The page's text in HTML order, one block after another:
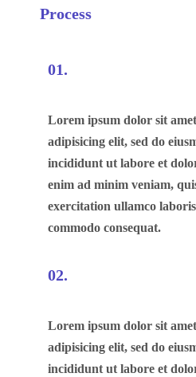
Process
01.
Lorem ipsum dolor sit
adipisicing elit, sed do
incididunt ut labore et
enim ad minim veniam,
exercitation ullamco
commodo consequat.
02.
Lorem ipsum dolor sit
adipisicing elit, sed do
incididunt ut labore et